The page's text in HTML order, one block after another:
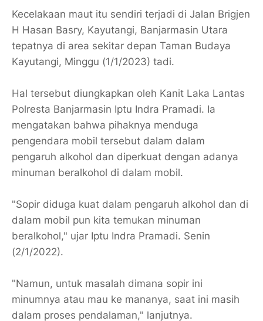
Kecelakaan maut itu sendiri terjadi di Jalan Brigjen
H Hasan Basry, Kayutangi, Banjarmasin Utara
tepatnya di area sekitar depan Taman Budaya
Kayutangi, Minggu (1/1/2023) tadi.
Hal tersebut diungkapkan oleh Kanit Laka Lantas
Polresta Banjarmasin Iptu Indra Pramadi. Ia
mengatakan bahwa pihaknya menduga
pengendara mobil tersebut dalam dalam
pengaruh alkohol dan diperkuat dengan adanya
minuman beralkohol di dalam mobil.
"Sopir diduga kuat dalam pengaruh alkohol dan di
dalam mobil pun kita temukan minuman
beralkohol," ujar Iptu Indra Pramadi. Senin
(2/1/2022).
"Namun, untuk masalah dimana sopir ini
minumnya atau mau ke mananya, saat ini masih
dalam proses pendalaman," lanjutnya.